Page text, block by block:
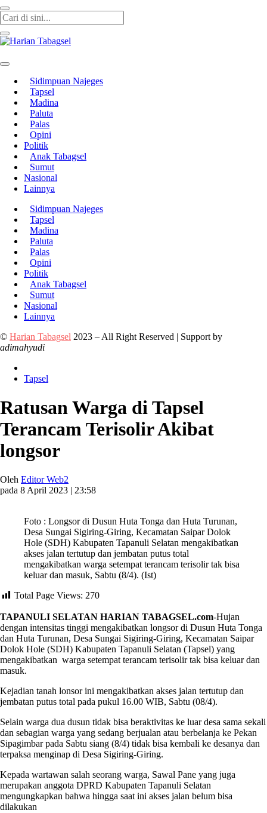
Sidimpuan Najeges
Tapsel
Madina
Paluta
Palas
Opini
Politik
Anak Tabagsel
Sumut
Nasional
Lainnya
Sidimpuan Najeges
Tapsel
Madina
Paluta
Palas
Opini
Politik
Anak Tabagsel
Sumut
Nasional
Lainnya
© Harian Tabagsel 2023 – All Right Reserved | Support by
adimahyudi
Tapsel
Ratusan Warga di Tapsel
Terancam Terisolir Akibat
longsor
Oleh Editor Web2
pada 8 April 2023 | 23:58
Foto : Longsor di Dusun Huta Tonga dan Huta Turunan,
Desa Sungai Sigiring-Giring, Kecamatan Saipar Dolok
Hole (SDH) Kabupaten Tapanuli Selatan mengakibatkan
akses jalan tertutup dan jembatan putus total
mengakibatkan warga setempat terancam terisolir tak bisa
keluar dan masuk, Sabtu (8/4). (Ist)
Total Page Views: 270
TAPANULI SELATAN HARIAN TABAGSEL.com-Hujan
dengan intensitas tinggi mengakibatkan longsor di Dusun Huta Tonga
dan Huta Turunan, Desa Sungai Sigiring-Giring, Kecamatan Saipar
Dolok Hole (SDH) Kabupaten Tapanuli Selatan (Tapsel) yang
mengakibatkan warga setempat terancam terisolir tak bisa keluar dan
masuk.
Kejadian tanah lonsor ini mengakibatkan akses jalan tertutup dan
jembatan putus total pada pukul 16.00 WIB, Sabtu (08/4).
Selain warga dua dusun tidak bisa beraktivitas ke luar desa sama sekali
dan sebagian warga yang sedang berjualan atau berbelanja ke Pekan
Sipagimbar pada Sabtu siang (8/4) tidak bisa kembali ke desanya dan
terpaksa menginap di Desa Sigiring-Giring.
Kepada wartawan salah seorang warga, Sawal Pane yang juga
merupakan anggota DPRD Kabupaten Tapanuli Selatan
mengungkapkan bahwa hingga saat ini akses jalan belum bisa
dilakukan